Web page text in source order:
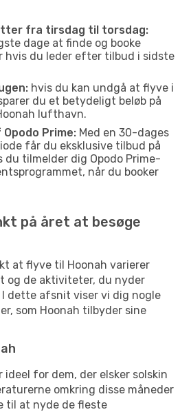
fra tirsdag til torsdag:
dage at finde og booke
du leder efter tilbud i sidste
hvis du kan undgå at flyve i
du et betydeligt beløb på
lufthavn.
Prime: Med en 30-dages
får du eksklusive tilbud på
du tilmelder dig Opodo Prime-
når du booker
på året at besøge
at flyve til Hoonah varierer
de aktiviteter, du nyder
I dette afsnit viser vi dig nogle
som Hoonah tilbyder sine
ideel for dem, der elsker solskin
omkring disse måneder
til at nyde de fleste